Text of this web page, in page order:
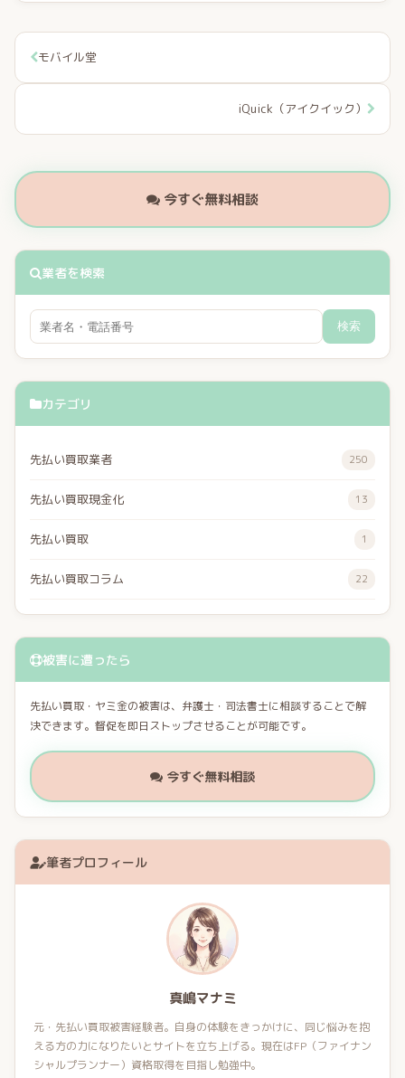
モバイル堂
iQuick（アイクイック）
今すぐ無料相談
業者を検索
検索
カテゴリ
先払い買取業者 250
先払い買取現金化 13
先払い買取 1
先払い買取コラム 22
被害に遭ったら
先払い買取・ヤミ金の被害は、弁護士・司法書士に相談することで解
決できます。督促を即日ストップさせることが可能です。
今すぐ無料相談
筆者プロフィール
真嶋マナミ
元・先払い買取被害経験者。自身の体験をきっかけに、同じ悩みを抱
える方の力になりたいとサイトを立ち上げる。現在はFP（ファイナン
シャルプランナー）資格取得を目指し勉強中。